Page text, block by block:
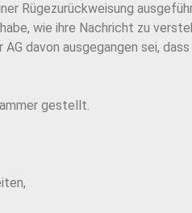
Rügezurückweisung
wie ihre Nachricht zu
davon ausgegangen sei,
gestellt.